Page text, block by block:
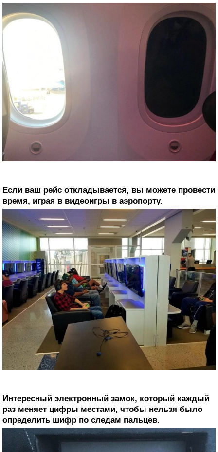
Если ваш рейс откладывается, вы можете провести
время, играя в видеоигры в аэропорту.
Интересный электронный замок, который каждый
раз меняет цифры местами, чтобы нельзя было
определить шифр по следам пальцев.